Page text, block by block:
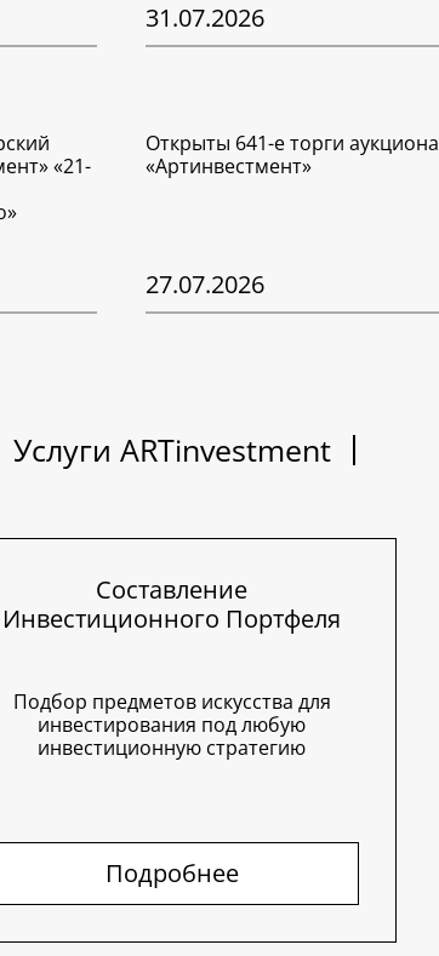
31.07.2026
«21-
Открыты 641-е торги аукциона
«Артинвестмент»
27.07.2026
Услуги ARTinvestment
Составление
Инвестиционного Портфеля
Подбор предметов искусства для
инвестирования под любую
инвестиционную стратегию
Подробнее